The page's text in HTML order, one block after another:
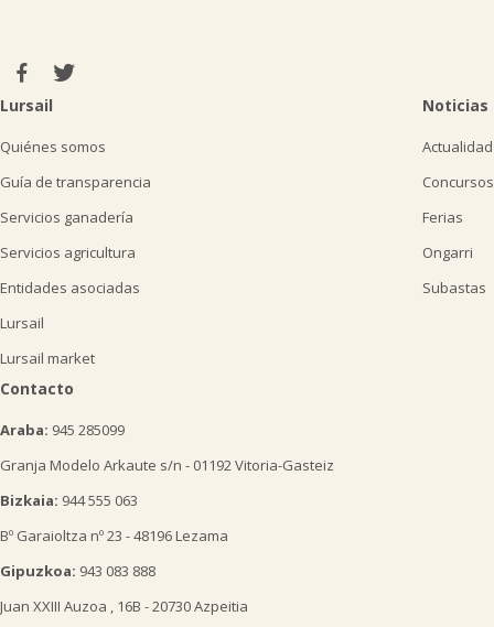
Lursail
Quiénes somos
Guía de transparencia
Servicios ganadería
Servicios agricultura
Entidades asociadas
Lursail
Lursail market
Noticias
Actualidad
Concursos
Ferias
Ongarri
Subastas
Contacto
Araba: 945 285099
Granja Modelo Arkaute s/n - 01192 Vitoria-Gasteiz
Bizkaia: 944 555 063
Bº Garaioltza nº 23 - 48196 Lezama
Gipuzkoa: 943 083 888
Juan XXIII Auzoa , 16B - 20730 Azpeitia